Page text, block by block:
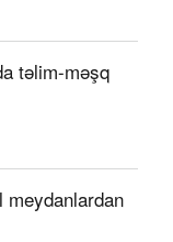
təlim-məşq
meydanlardan